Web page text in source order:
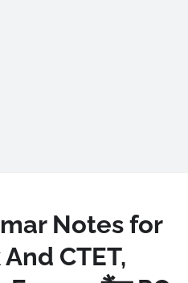
Notes for
CTET,